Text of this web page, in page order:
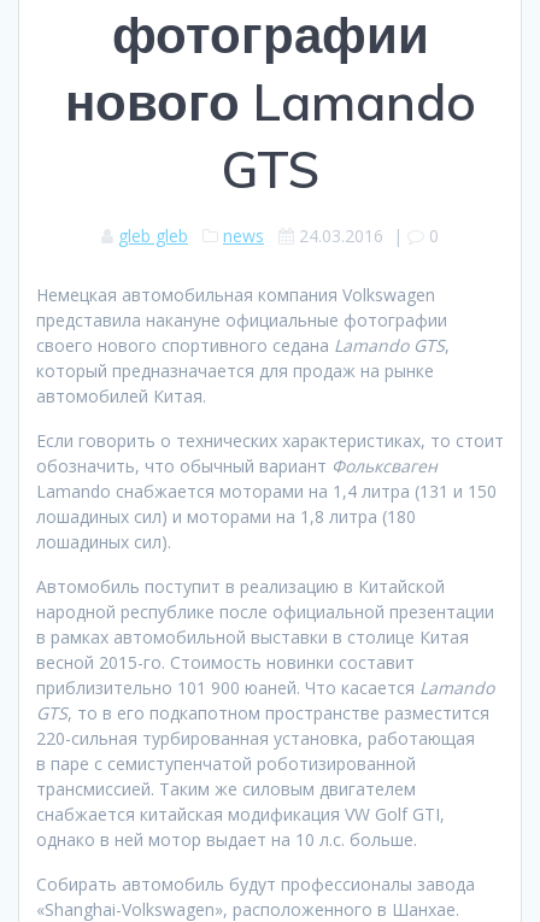
фотографии
нового Lamando
GTS
gleb gleb news 24.03.2016 | 0
Немецкая автомобильная компания Volkswagen
представила накануне официальные фотографии
своего нового спортивного седана Lamando GTS,
который предназначается для продаж на рынке
автомобилей Китая.
Если говорить о технических характеристиках, то стоит
обозначить, что обычный вариант Фольксваген
Lamando снабжается моторами на 1,4 литра (131 и 150
лошадиных сил) и моторами на 1,8 литра (180
лошадиных сил).
Автомобиль поступит в реализацию в Китайской
народной республике после официальной презентации
в рамках автомобильной выставки в столице Китая
весной 2015-го. Стоимость новинки составит
приблизительно 101 900 юаней. Что касается Lamando
GTS, то в его подкапотном пространстве разместится
220-сильная турбированная установка, работающая
в паре с семиступенчатой роботизированной
трансмиссией. Таким же силовым двигателем
снабжается китайская модификация VW Golf GTI,
однако в ней мотор выдает на 10 л.с. больше.
Собирать автомобиль будут профессионалы завода
«Shanghai-Volkswagen», расположенного в Шанхае.